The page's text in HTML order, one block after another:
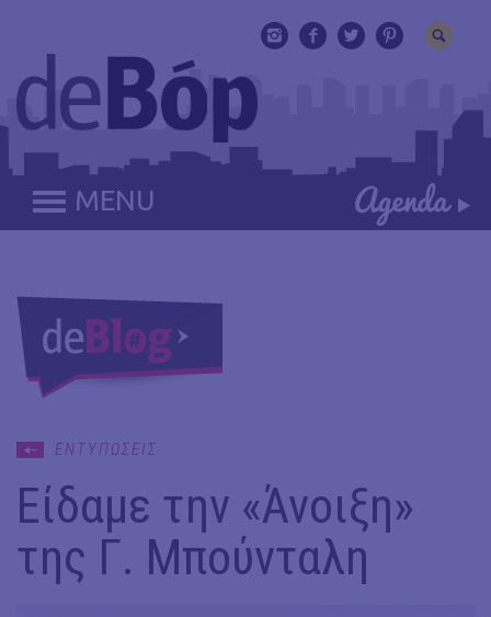
MENU
ΕΝΤΥΠΩΣΕΙΣ
Είδαμε την «Άνοιξη»
της Γ. Μπούνταλη